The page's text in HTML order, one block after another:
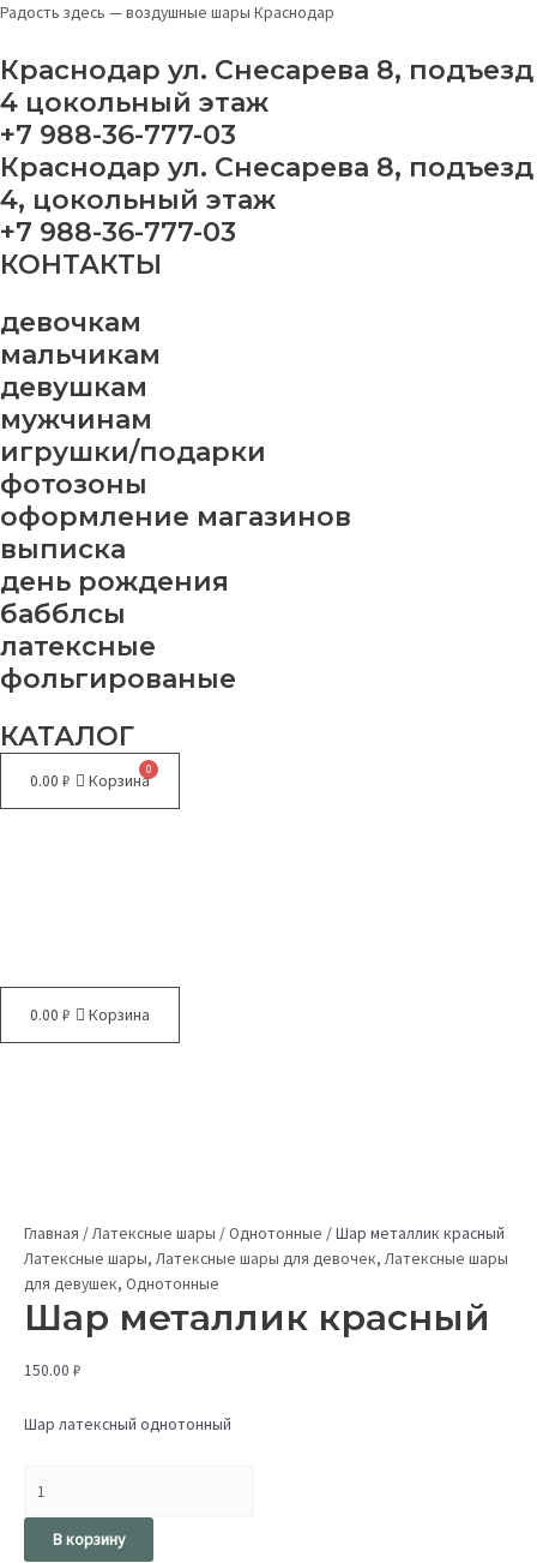
Перейти
содержимому
Радость здесь — воздушные шары Краснодар
Краснодар ул. Снесарева 8, подъезд
4 цокольный этаж
+7 988-36-777-03
Краснодар ул. Снесарева 8, подъезд
4, цокольный этаж
+7 988-36-777-03
КОНТАКТЫ
девочкам
мальчикам
девушкам
мужчинам
игрушки/подарки
фотозоны
оформление магазинов
выписка
день рождения
бабблсы
латексные
фольгированые
КАТАЛОГ
0.00 ₽ Корзина
0.00 ₽ Корзина
Главная /Латексные шары /Однотонные /Шар металлик красный
Латексные шары,Латексные шары для девочек,Латексные шары
для девушек, Однотонные
Шар металлик красный
150.00 ₽
Шар латексный однотонный
Шар
красный
quantity
В корзину